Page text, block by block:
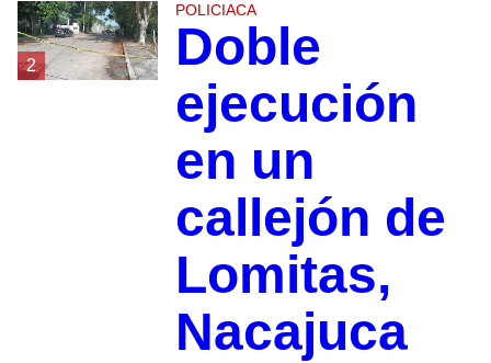
2
POLICIACA
Doble
ejecución
en un
callejón de
Lomitas,
Nacajuca